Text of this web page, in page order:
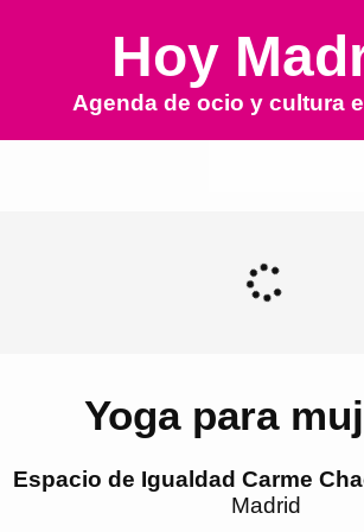
Hoy
Agenda de ocio y cultura
Yoga para
Espacio de Igualdad Carme
Madrid